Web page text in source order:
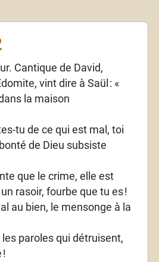
Cantique de David,
vint dire à Saül : «
la maison
tu de ce qui est mal, toi
de Dieu subsiste
que le crime, elle est
rasoir, fourbe que tu es!
au bien, le mensonge à la
paroles qui détruisent,
!